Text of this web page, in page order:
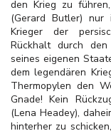
den Krieg zu
(Gerard Butler)
Krieger der
Rückhalt durch
seines eigenen
dem legendären
Thermopylen den
Gnade! Kein
(Lena Headey),
hinterher zu